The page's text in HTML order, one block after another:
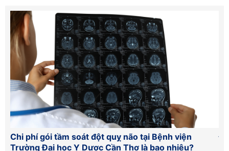
quỵ não tại Bệnh viện
Cần Thơ là bao nhiêu?
Đơn vị cấp cứu đột quỵ
có uy tín và chất lượng